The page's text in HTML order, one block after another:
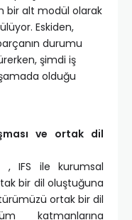
bir alt modül olarak
Eskiden,
durumu
şimdi iş
olduğu
ve ortak dil
, IFS ile kurumsal
bir dil oluştuğuna
ortak bir dil
katmanlarına